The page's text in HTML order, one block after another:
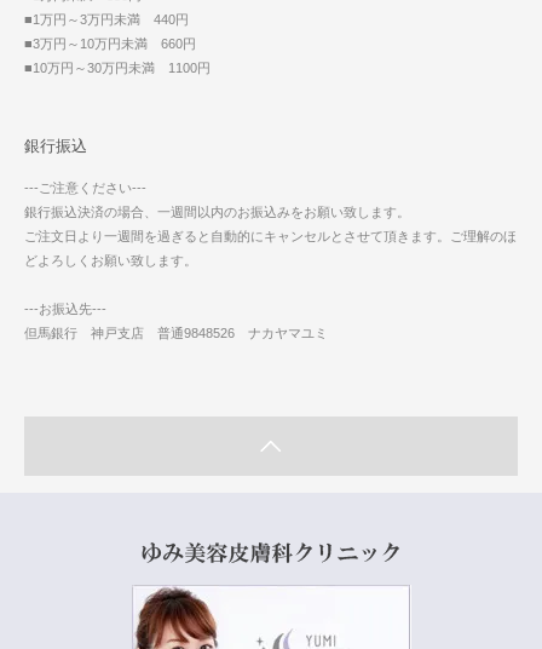
■1万円～3万円未満 440円
■3万円～10万円未満 660円
■10万円～30万円未満 1100円
銀行振込
---ご注意ください---
銀行振込決済の場合、一週間以内のお振込みをお願い致します。
ご注文日より一週間を過ぎると自動的にキャンセルとさせて頂きます。ご理解のほ
どよろしくお願い致します。
---お振込先---
但馬銀行 神戸支店 普通9848526 ナカヤマユミ